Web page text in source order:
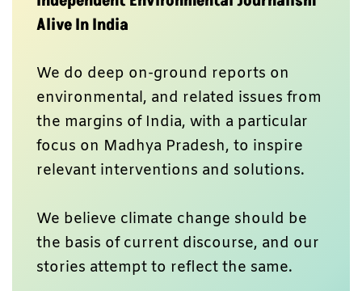
Alive In India
We do deep on-ground reports on
environmental, and related issues from
the margins of India, with a particular
focus on Madhya Pradesh, to inspire
relevant interventions and solutions.
We believe climate change should be
the basis of current discourse, and our
stories attempt to reflect the same.